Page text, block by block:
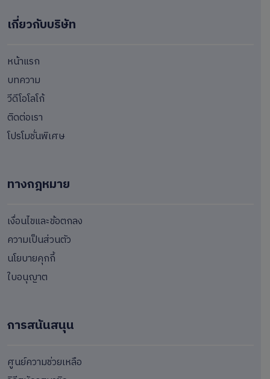
เกี่ยวกับบริษัท
หน้าแรก
บทความ
วีดีโอโลโก้
ติดต่อเรา
โปรโมชั่นพิเศษ
ทางกฎหมาย
เงื่อนไขและข้อตกลง
ความเป็นส่วนตัว
นโยบายคุกกี้
ใบอนุญาต
การสนันสนุน
ศูนย์ความช่วยเหลือ